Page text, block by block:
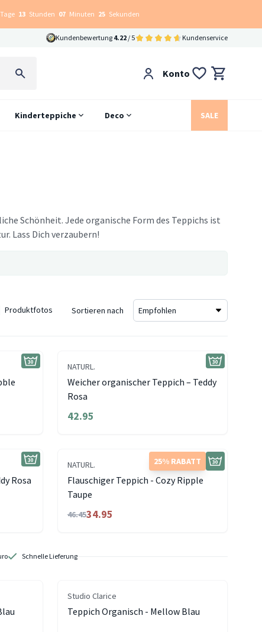
Tage 13 Stunden 07 Minuten 24 Sekunden
Kundenbewertung 4.22 / 5 Kundenservice
Konto
Kinderteppiche Deco SALE
Schönheit. Jede organische Form des Teppichs ist
Lass Dich verzaubern!
Produktfotos Sortieren nach
NATURL.
Weicher organischer Teppich – Teddy
Rosa
42.95
Rosa
25% RABATT
NATURL.
Flauschiger Teppich - Cozy Ripple
Taupe
46.4534.95
Schnelle Lieferung
Studio Clarice
Teppich Organisch - Mellow Blau